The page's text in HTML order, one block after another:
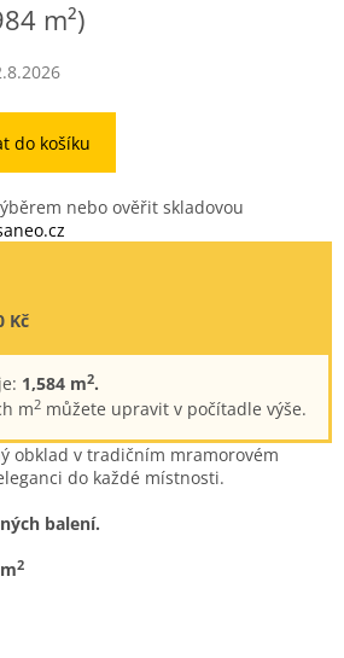
m²)
do košíku
nebo ověřit skladovou
Kč
1,584 m2.
m2 můžete upravit v počítadle výše.
obklad v tradičním mramorovém
do každé místnosti.
balení.
2